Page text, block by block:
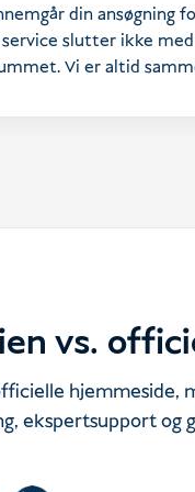
din ansøgning
service slutter ikke
Vi er altid
vs.
hjemmeside,
ekspertsupport og